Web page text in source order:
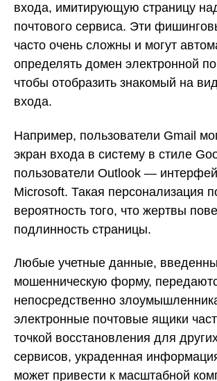
входа, имитирующую страницу
почтового сервиса. Эти
часто очень сложны и могут
определять домен электронной
чтобы отобразить знакомый на
входа.
Например, пользователи Gmail
экран входа в систему в стиле
пользователи Outlook —
Microsoft. Такая персонализация
вероятность того, что жертвы
подлинность страницы.
Любые учетные данные,
мошенническую форму,
непосредственно
электронные почтовые ящики
точкой восстановления для
сервисов, украденная
может привести к масштабной